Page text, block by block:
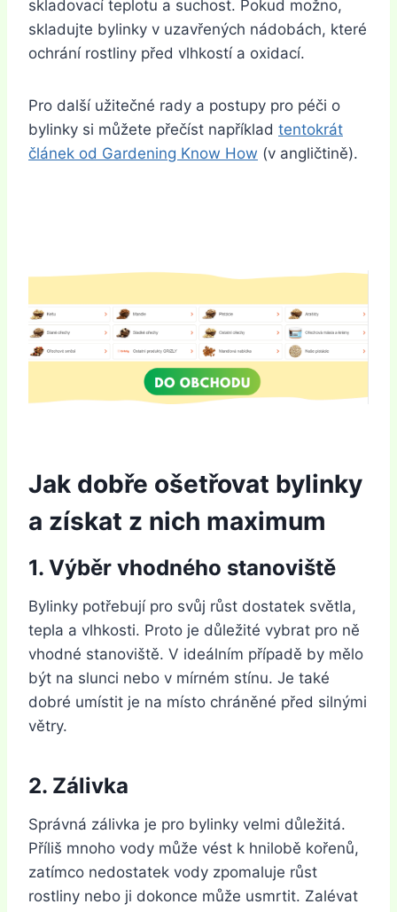
skladovací teplotu a suchost. Pokud možno,
skladujte bylinky v uzavřených nádobách, které
ochrání rostliny před vlhkostí a oxidací.
Pro další užitečné rady a postupy pro péči o
bylinky si můžete přečíst například tentokrát
článek od Gardening Know How (v angličtině).
Jak dobře ošetřovat bylinky
a získat z nich maximum
1. Výběr vhodného stanoviště
Bylinky potřebují pro svůj růst dostatek světla,
tepla a vlhkosti. Proto je důležité vybrat pro ně
vhodné stanoviště. V ideálním případě by mělo
být na slunci nebo v mírném stínu. Je také
dobré umístit je na místo chráněné před silnými
větry.
2. Zálivka
Správná zálivka je pro bylinky velmi důležitá.
Příliš mnoho vody může vést k hnilobě kořenů,
zatímco nedostatek vody zpomaluje růst
rostliny nebo ji dokonce může usmrtit. Zalévat